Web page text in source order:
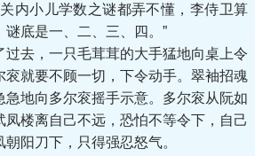
内小儿学数之谜都弄不懂，李侍卫算
底是一、二、三、四。”
去，一只毛茸茸的大手猛地向桌上令
衮就要不顾一切，下令动手。翠袖招魂
急地向多尔衮摇手示意。多尔衮从阮如
楼离自己不远，恐怕不等令下，自己
阳刀下，只得强忍怒气。